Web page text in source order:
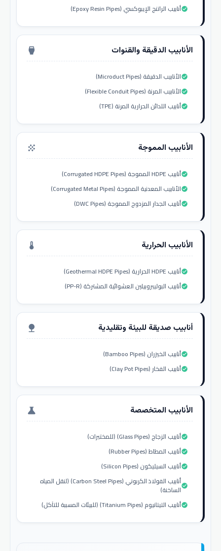
أنابيب الراتنج الإيبوكسي (Epoxy Resin Pipes)check_circle
الأنابيب الدقيقة والقنوات settings_input_hdmi
الأنابيب الدقيقة (Microduct Pipes)check_circle
الأنابيب المرنة (Flexible Conduit Pipes)check_circle
أنابيب اللدائن الحرارية المرنة (TPE)check_circle
الأنابيب المموجة grain
أنابيب HDPE المموجة (Corrugated HDPE Pipes)check_circle
الأنابيب المعدنية المموجة (Corrugated Metal Pipes)check_circle
أنابيب الجدار المزدوج المموجة (DWC Pipes)check_circle
الأنابيب الحرارية thermostat
أنابيب HDPE الحرارية (Geothermal HDPE Pipes)check_circle
أنابيب البوليبروبيلين العشوائية المشتركة (PP-R)check_circle
أنابيب صديقة للبيئة وتقليدية nature
أنابيب الخيزران (Bamboo Pipes)check_circle
أنابيب الفخار (Clay Pot Pipes)check_circle
الأنابيب المتخصصة science
أنابيب الزجاج (Glass Pipes) (للمختبرات)check_circle
أنابيب المطاط (Rubber Pipes)check_circle
أنابيب السيليكون (Silicon Pipes)check_circle
أنابيب الفولاذ الكربوني (Carbon Steel Pipes) (لنقل المياه
الساخنة)check_circle
أنابيب التيتانيوم (Titanium Pipes) (للبيئات المسببة للتآكل)check_circle